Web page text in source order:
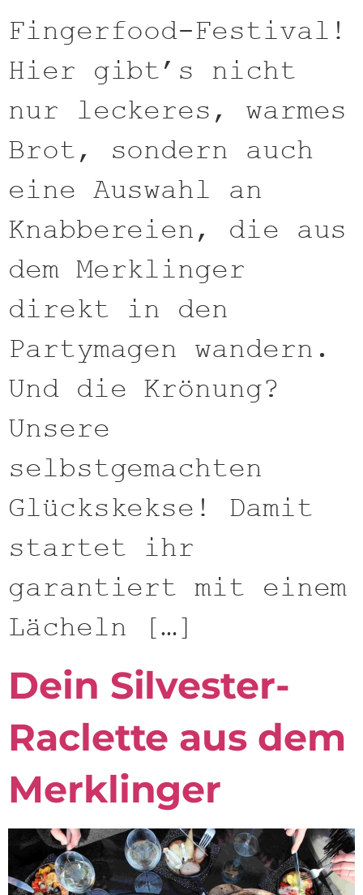
Fingerfood-Festival!
Hier gibt’s nicht
nur leckeres, warmes
Brot, sondern auch
eine Auswahl an
Knabbereien, die aus
dem Merklinger
direkt in den
Partymagen wandern.
Und die Krönung?
Unsere
selbstgemachten
Glückskekse! Damit
startet ihr
garantiert mit einem
Lächeln […]
Dein Silvester-
Raclette aus dem
Merklinger